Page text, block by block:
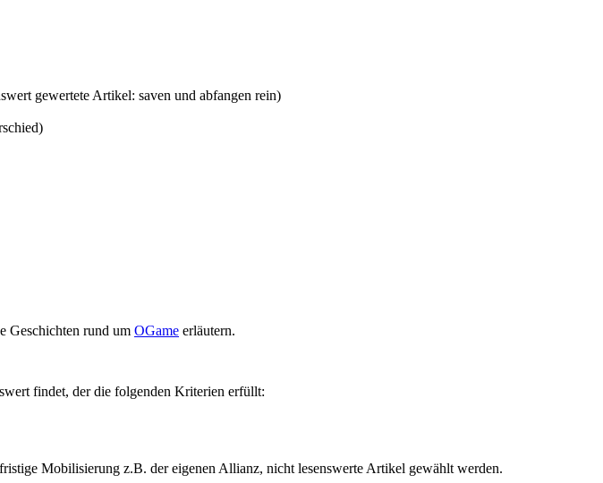
gewertete Artikel: saven und abfangen rein)
Geschichten rund um OGame erläutern.
findet, der die folgenden Kriterien erfüllt:
Mobilisierung z.B. der eigenen Allianz, nicht lesenswerte Artikel gewählt werden.